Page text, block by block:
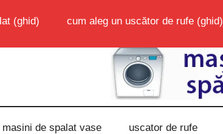
(ghid) cum aleg un uscător de rufe (ghid)
masini de spalat vase uscator de rufe